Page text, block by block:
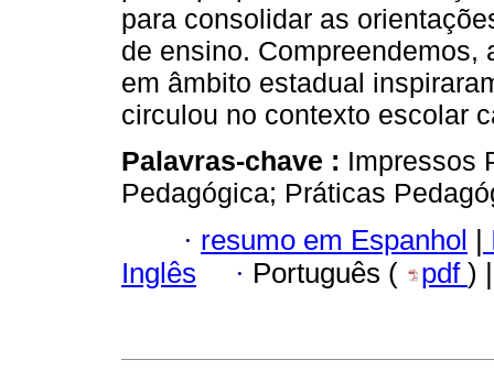
para consolidar as
de ensino.
em âmbito estadual
circulou no contexto escolar
Palavras-chave : Impressos
Pedagógica; Práticas
· resumo em Espanhol |
Inglês
· Português ( pdf )